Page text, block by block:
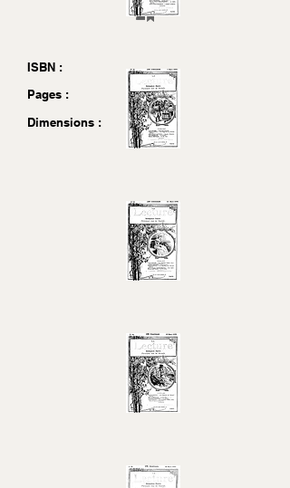
ISBN :
Pages :
Dimensions :